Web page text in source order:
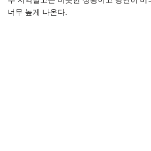
너무 높게 나온다.